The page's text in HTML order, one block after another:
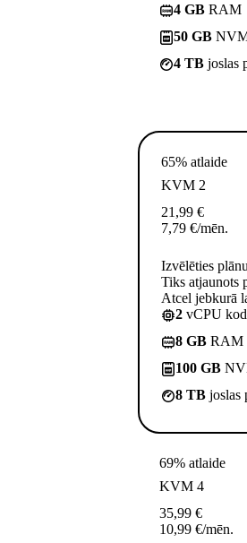
4 GB RAM
50 GB
4 TB joslas
65% atlaide
KVM 2
21,99 €
7,79 €/mēn.
Izvēlēties plānu
Tiks atjaunots
Atcel jebkurā
2 vCPU
8 GB RAM
100 GB
8 TB joslas
69% atlaide
KVM 4
35,99 €
10,99 €/mēn.